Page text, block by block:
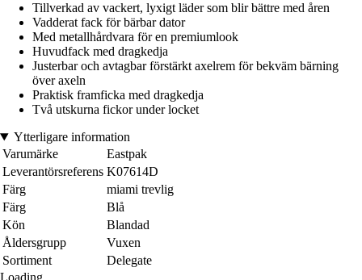
Tillverkad av vackert, lyxigt läder som blir bättre med åren
Vadderat fack för bärbar dator
Med metallhårdvara för en premiumlook
Huvudfack med dragkedja
Justerbar och avtagbar förstärkt axelrem för bekväm bärning
över axeln
Praktisk framficka med dragkedja
Två utskurna fickor under locket
Ytterligare information
Varumärke
Eastpak
Leverantörsreferens K07614D
Färg
miami trevlig
Färg
Blå
Kön
Blandad
Åldersgrupp
Vuxen
Sortiment
Delegate